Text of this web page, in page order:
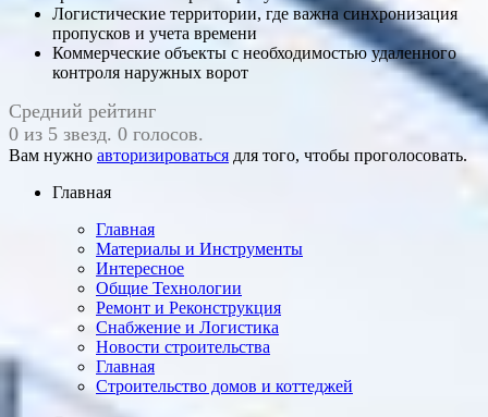
Логистические территории, где важна синхронизация
пропусков и учета времени
Коммерческие объекты с необходимостью удаленного
контроля наружных ворот
Средний рейтинг
0 из 5 звезд. 0 голосов.
Вам нужно авторизироваться для того, чтобы проголосовать.
Главная
Главная
Материалы и Инструменты
Интересное
Общие Технологии
Ремонт и Реконструкция
Снабжение и Логистика
Новости строительства
Главная
Строительство домов и коттеджей